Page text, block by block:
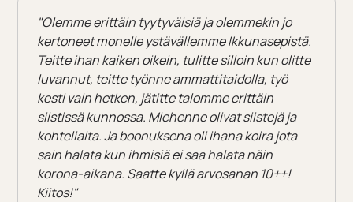
"Olemme erittäin tyytyväisiä ja olemmekin jo
kertoneet monelle ystävällemme Ikkunasepistä.
Teitte ihan kaiken oikein, tulitte silloin kun olitte
luvannut, teitte työnne ammattitaidolla, työ
kesti vain hetken, jätitte talomme erittäin
siistissä kunnossa. Miehenne olivat siistejä ja
kohteliaita. Ja boonuksena oli ihana koira jota
sain halata kun ihmisiä ei saa halata näin
korona-aikana. Saatte kyllä arvosanan 10++!
Kiitos!"